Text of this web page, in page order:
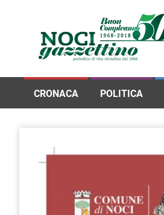
CRONACA POLITICA